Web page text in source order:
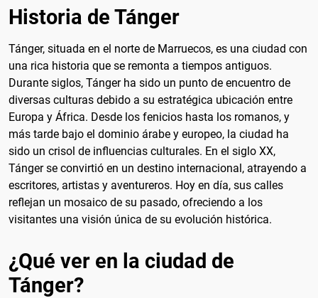
Historia de Tánger
Tánger, situada en el norte de Marruecos, es una ciudad con
una rica historia que se remonta a tiempos antiguos.
Durante siglos, Tánger ha sido un punto de encuentro de
diversas culturas debido a su estratégica ubicación entre
Europa y África. Desde los fenicios hasta los romanos, y
más tarde bajo el dominio árabe y europeo, la ciudad ha
sido un crisol de influencias culturales. En el siglo XX,
Tánger se convirtió en un destino internacional, atrayendo a
escritores, artistas y aventureros. Hoy en día, sus calles
reflejan un mosaico de su pasado, ofreciendo a los
visitantes una visión única de su evolución histórica.
¿Qué ver en la ciudad de
Tánger?